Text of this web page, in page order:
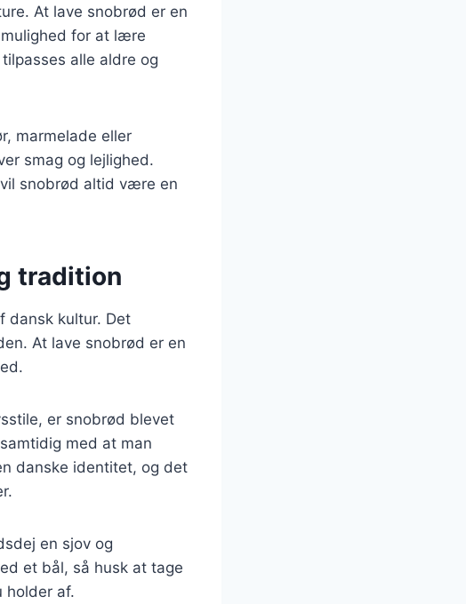
At lave snobrød er en
for at lære
alle aldre og
marmelade eller
smag og lejlighed.
snobrød altid være en
tradition
dansk kultur. Det
At lave snobrød er en
er snobrød blevet
med at man
danske identitet, og det
en sjov og
et bål, så husk at tage
holder af.